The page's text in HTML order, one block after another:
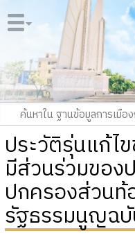
ประวัติรุ่นแก้ไ
มีส่วนร่วมของ
ปกครองส่วนท้
รัฐธรรมนูญฉ